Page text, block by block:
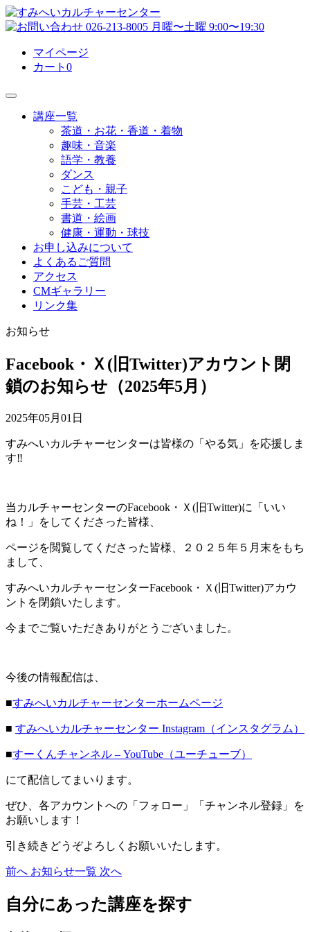
マイページ
カート 0
講座一覧
茶道・お花・香道・着物
趣味・音楽
語学・教養
ダンス
こども・親子
手芸・工芸
書道・絵画
健康・運動・球技
お申し込みについて
よくあるご質問
アクセス
CMギャラリー
リンク集
お知らせ
Facebook・Ｘ(旧Twitter)アカウント閉
鎖のお知らせ（2025年5月）
2025年05月01日
すみへいカルチャーセンターは皆様の「やる気」を応援しま
す‼
当カルチャーセンターのFacebook・Ｘ(旧Twitter)に「いい
ね！」をしてくださった皆様、
ページを閲覧してくださった皆様、２０２５年５月末をもち
まして、
すみへいカルチャーセンターFacebook・Ｘ(旧Twitter)アカウ
ントを閉鎖いたします。
今までご覧いただきありがとうございました。
今後の情報配信は、
■すみへいカルチャーセンターホームページ
■ すみへいカルチャーセンター Instagram（インスタグラム）
■すーくんチャンネル – YouTube（ユーチューブ）
にて配信してまいります。
ぜひ、各アカウントへの「フォロー」「チャンネル登録」を
お願いします！
引き続きどうぞよろしくお願いいたします。
前へ お知らせ一覧 次へ
自分にあった講座を探す